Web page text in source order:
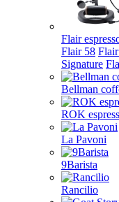
Flair
Flair 58
Signature
Bellman
ROK
La Pavoni
9Barista
Rancilio